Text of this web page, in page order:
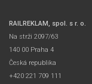
RAILREKLAM, spol. s r. o.
Na strži 2097/63
140 00 Praha 4
Česká republika
+420 221 709 111